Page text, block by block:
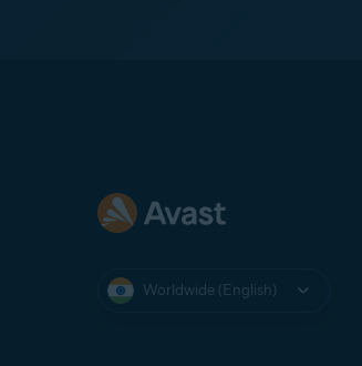
Worldwide (English)